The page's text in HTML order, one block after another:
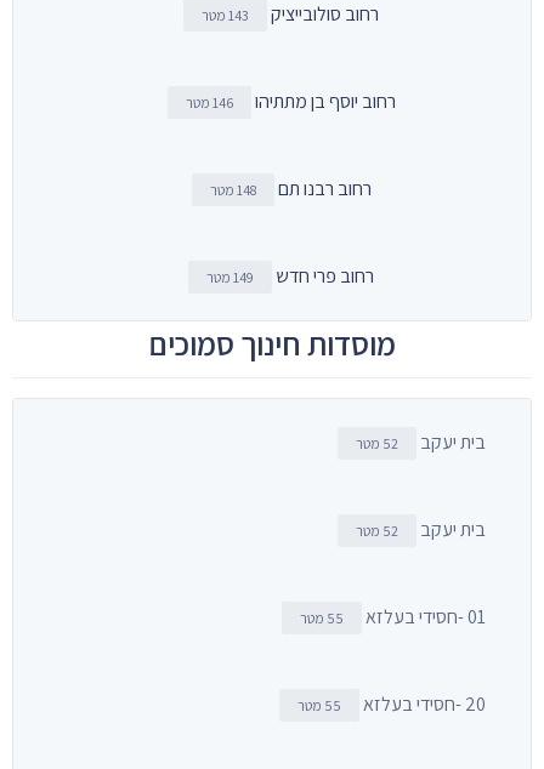
רחוב סולובייציק 143 מטר
רחוב יוסף בן מתתיהו 146 מטר
רחוב רבנו תם 148 מטר
רחוב פרי חדש 149 מטר
מוסדות חינוך סמוכים
בית יעקב 52 מטר
בית יעקב 52 מטר
01 -חסידי בעלזא 55 מטר
20 -חסידי בעלזא 55 מטר